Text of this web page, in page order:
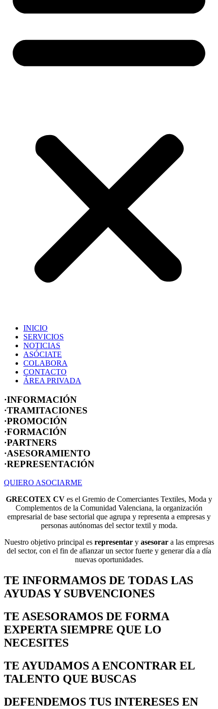
INICIO
SERVICIOS
NOTICIAS
ASÓCIATE
COLABORA
CONTACTO
ÁREA PRIVADA
·INFORMACIÓN
·TRAMITACIONES
·PROMOCIÓN
·FORMACIÓN
·PARTNERS
·ASESORAMIENTO
·REPRESENTACIÓN
QUIERO ASOCIARME
GRECOTEX CV es el Gremio de Comerciantes Textiles, Moda y
Complementos de la Comunidad Valenciana, la organización
empresarial de base sectorial que agrupa y representa a empresas y
personas autónomas del sector textil y moda.
Nuestro objetivo principal es representary asesorara las empresas
del sector, con el fin de afianzar un sector fuerte y generar día a día
nuevas oportunidades.
TE INFORMAMOS DE TODAS LAS
AYUDAS Y SUBVENCIONES
TE ASESORAMOS DE FORMA
EXPERTA SIEMPRE QUE LO
NECESITES
TE AYUDAMOS A ENCONTRAR EL
TALENTO QUE BUSCAS
DEFENDEMOS TUS INTERESES EN